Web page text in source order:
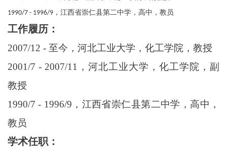
1990/7 - 1996/9，江西省崇仁县第二中学，高中，教员
工作履历：
2007/12 - 至今，河北工业大学，化工学院，教授
2001/7 - 2007/11，河北工业大学，化工学院，副
教授
1990/7 - 1996/9，江西省崇仁县第二中学，高中，
教员
学术任职：